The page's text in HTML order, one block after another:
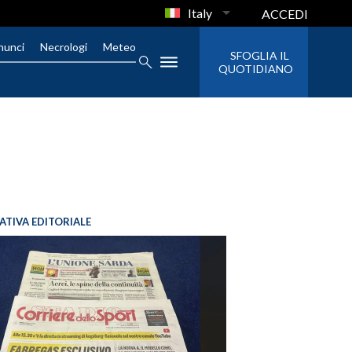
Italy ACCEDI
Necrologi Meteo
SFOGLIA IL
QUOTIDIANO
EDITORIALE